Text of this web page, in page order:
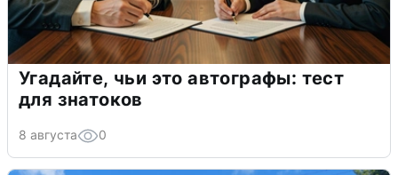
Угадайте, чьи это автографы: тест
для знатоков
8 августа 0